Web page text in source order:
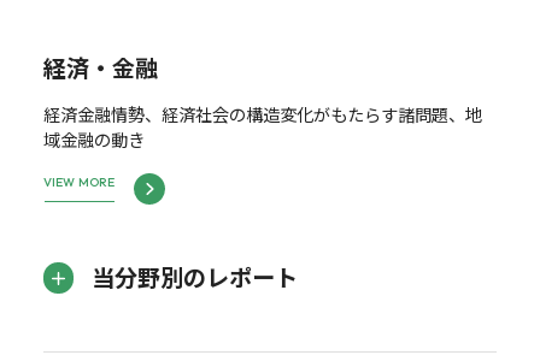
経済・金融
経済金融情勢、経済社会の構造変化がもたらす諸問題、地
域金融の動き
VIEW MORE
当分野別のレポート